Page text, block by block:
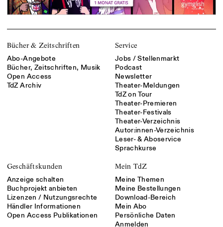
Bücher & Zeitschriften
Abo-Angebote
Bücher, Zeitschriften, Musik
Open Access
TdZ Archiv
Service
Jobs / Stellenmarkt
Podcast
Newsletter
Theater-Meldungen
TdZ on Tour
Theater-Premieren
Theater-Festivals
Theater-Verzeichnis
Autor:innen-Verzeichnis
Leser- & Aboservice
Sprachkurse
Geschäftskunden
Anzeige schalten
Buchprojekt anbieten
Lizenzen / Nutzungsrechte
Händler Informationen
Open Access Publikationen
Mein TdZ
Meine Themen
Meine Bestellungen
Download-Bereich
Mein Abo
Persönliche Daten
Anmelden